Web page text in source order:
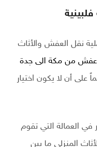
نقل العفش والأثاث
من مكة الى جدة
على أن لا يكون اختيار
في العمالة التي تقوم
المنزلي ما بين